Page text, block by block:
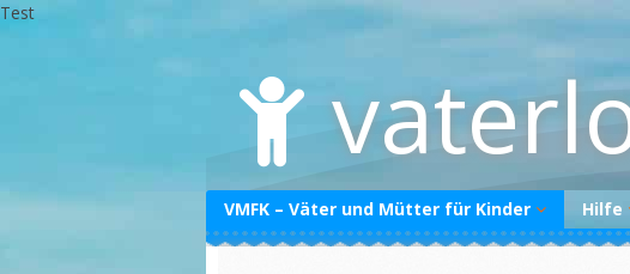
Test
content
VMFK – Väter und Mütter für Kinder
Datenschutzerklärung
Hilfe